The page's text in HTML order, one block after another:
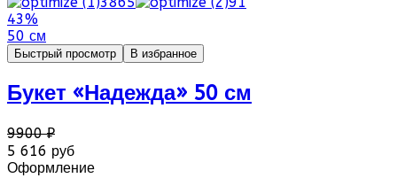
43%
50 см
Быстрый просмотр В избранное
Букет «Надежда» 50 см
9900 ₽
5 616 руб
Оформление